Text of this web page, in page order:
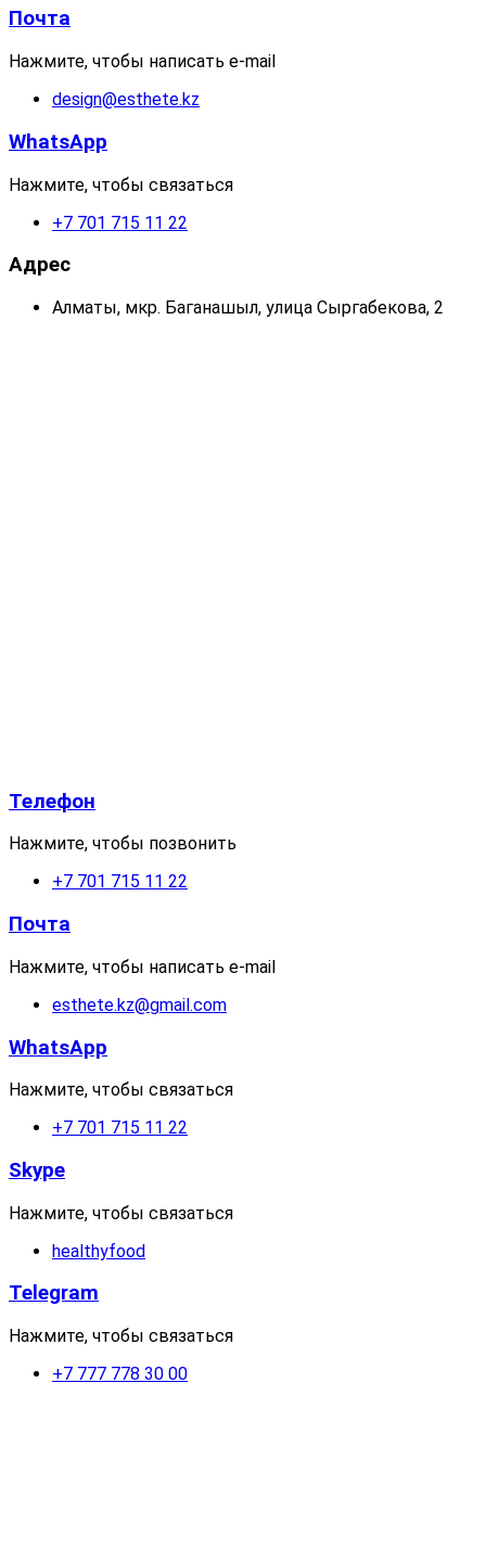
Почта
Нажмите, чтобы написать e-mail
design@esthete.kz
WhatsApp
Нажмите, чтобы связаться
+7 701 715 11 22
Адрес
Алматы, мкр. Баганашыл, улица Сыргабекова, 2
Телефон
Нажмите, чтобы позвонить
+7 701 715 11 22
Почта
Нажмите, чтобы написать e-mail
esthete.kz@gmail.com
WhatsApp
Нажмите, чтобы связаться
+7 701 715 11 22
Skype
Нажмите, чтобы связаться
healthyfood
Telegram
Нажмите, чтобы связаться
+7 777 778 30 00